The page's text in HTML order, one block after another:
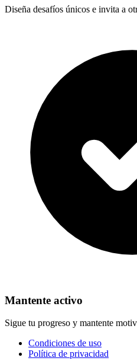
Diseña desafíos únicos e invita a
Mantente activo
Sigue tu progreso y mantente
Condiciones de uso
Política de privacidad